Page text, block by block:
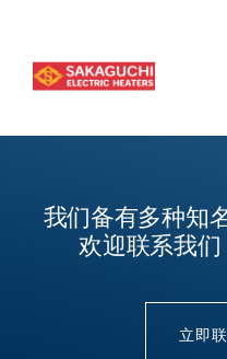
我们备有多种知
欢迎联系我们
立即